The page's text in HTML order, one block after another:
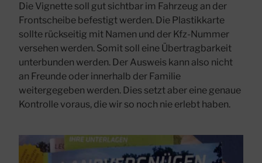
Die Vignette soll gut sichtbar im Fahrzeug an der
Frontscheibe befestigt werden. Die Plastikkarte
sollte rückseitig mit Namen und der Kfz-Nummer
versehen werden. Somit soll eine Übertragbarkeit
unterbunden werden. Der Ausweis kann also nicht
an Freunde oder innerhalb der Familie
weitergegeben werden. Dies setzt aber eine genaue
Kontrolle voraus, die wir so noch nie erlebt haben.